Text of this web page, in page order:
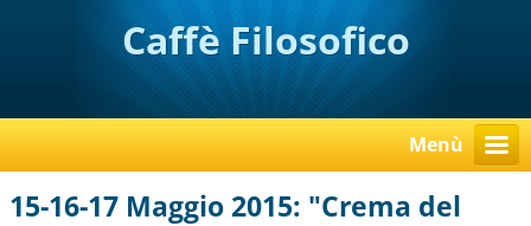
Caffè Filosofico
Menù
15-16-17 Maggio 2015: "Crema del